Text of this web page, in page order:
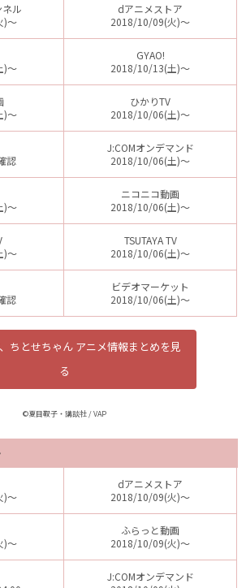
ル
)～
dアニメストア
2018/10/09(火)～
)～
GYAO!
2018/10/13(土)～
)～
ひかりTV
2018/10/06(土)～
認
J:COMオンデマンド
2018/10/06(土)～
)～
ニコニコ動画
2018/10/06(土)～
)～
TSUTAYA TV
2018/10/06(土)～
認
ビデオマーケット
2018/10/06(土)～
ちとせちゃん アニメ情報まとめを見
る
©夏目靫子・講談社 / VAP
)～
dアニメストア
2018/10/09(火)～
)～
ふらっと動画
2018/10/09(火)～
J:COMオンデマンド